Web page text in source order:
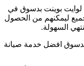
لوايت بوينت بدسوق في
ليمكنهم من الحصول
السهولة.
افضل خدمة صيانة